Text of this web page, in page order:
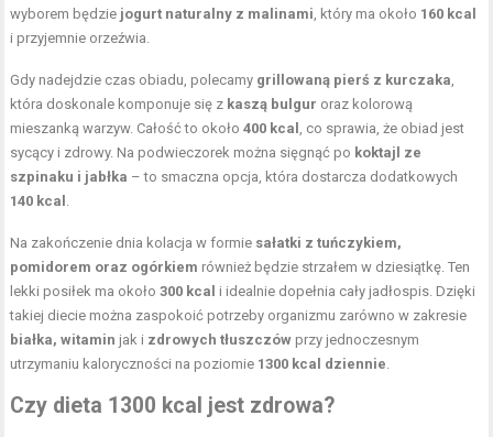
wyborem będzie jogurt naturalny z malinami, który ma około 160 kcal
i przyjemnie orzeźwia.
Gdy nadejdzie czas obiadu, polecamy grillowaną pierś z kurczaka,
która doskonale komponuje się z kaszą bulgur oraz kolorową
mieszanką warzyw. Całość to około400 kcal , co sprawia, że obiad jest
sycący i zdrowy. Na podwieczorek można sięgnąć po koktajl ze
szpinaku i jabłka – to smaczna opcja, która dostarcza dodatkowych
140 kcal .
Na zakończenie dnia kolacja w formie sałatki z tuńczykiem,
pomidorem oraz ogórkiem również będzie strzałem w dziesiątkę. Ten
lekki posiłek ma około300 kcal i idealnie dopełnia cały jadłospis. Dzięki
takiej diecie można zaspokoić potrzeby organizmu zarówno w zakresie
białka, witamin jak i zdrowych tłuszczów przy jednoczesnym
utrzymaniu kaloryczności na poziomie 1300 kcal dziennie.
Czy dieta 1300 kcal jest zdrowa?